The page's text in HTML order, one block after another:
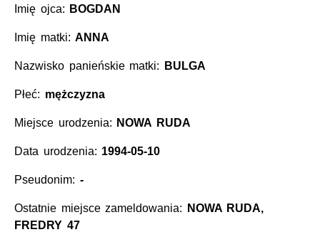
Imię ojca: BOGDAN
Imię matki:ANNA
Nazwisko panieńskie matki: BULGA
Płeć: mężczyzna
Miejsce urodzenia: NOWA RUDA
Data urodzenia: 1994-05-10
Pseudonim: -
Ostatnie miejsce zameldowania:
NOWA RUDA,
FREDRY 47